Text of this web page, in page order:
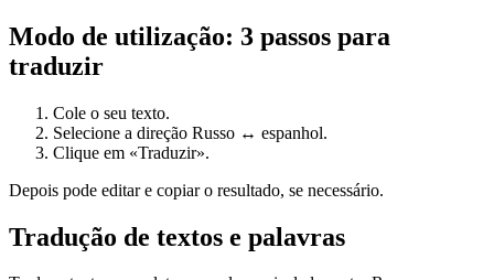
Modo de utilização: 3 passos para
traduzir
Cole o seu texto.
Selecione a direção Russo ↔ espanhol.
Clique em «Traduzir».
Depois pode editar e copiar o resultado, se necessário.
Tradução de textos e palavras